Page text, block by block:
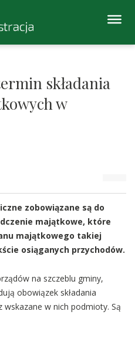
składania
w
zobowiązane są do
majątkowe, które
majątkowego takiej
osiąganych przychodów.
na szczeblu gminy,
obowiązek składania
w nich podmioty. Są